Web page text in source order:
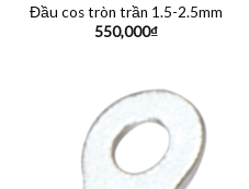
Đầu cos tròn trần 1.5-2.5mm
550,000₫